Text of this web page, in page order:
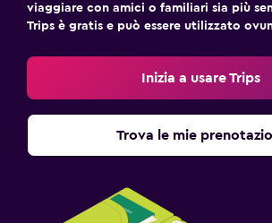
viaggiare con amici o familiari sia più
Trips è gratis e può essere utilizzato
Inizia a usare Trips
Trova le mie